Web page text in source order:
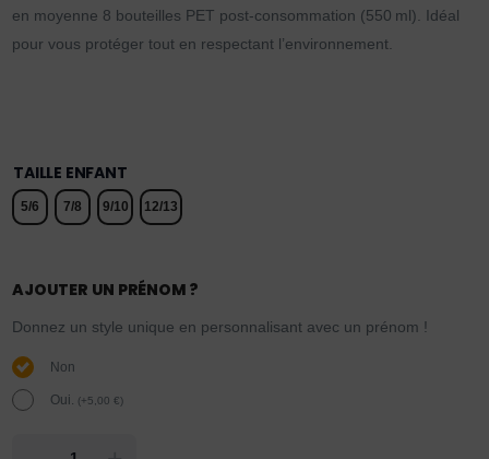
en moyenne 8 bouteilles PET post-consommation (550 ml). Idéal
pour vous protéger tout en respectant l’environnement.
TAILLE ENFANT
5/6 7/8 9/10 12/13
AJOUTER UN PRÉNOM ?
Donnez un style unique en personnalisant avec un prénom !
Non
Oui. (+5,00€)